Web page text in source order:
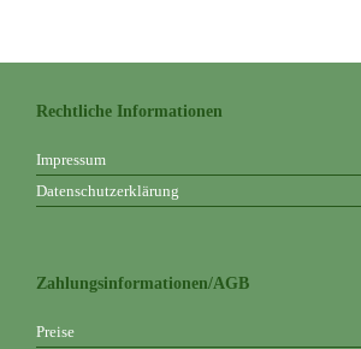
Rechtliche Informationen
Impressum
Datenschutzerklärung
Zahlungsinformationen/AGB
Preise